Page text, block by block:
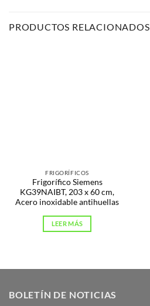
PRODUCTOS RELACIONADOS
FRIGORÍFICOS
Frigorífico Siemens
KG39NAIBT, 203 x 60 cm,
Acero inoxidable antihuellas
LEER MÁS
BOLETÍN DE NOTICIAS